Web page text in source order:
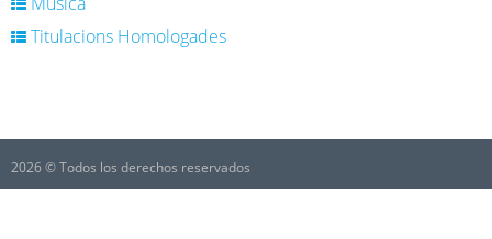
Titulacions Homologades
2026 © Todos los derechos reservados